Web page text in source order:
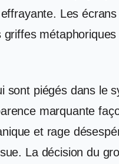
Les
métaphoriques
sont piégés dans le
marquante
et rage
La décision du